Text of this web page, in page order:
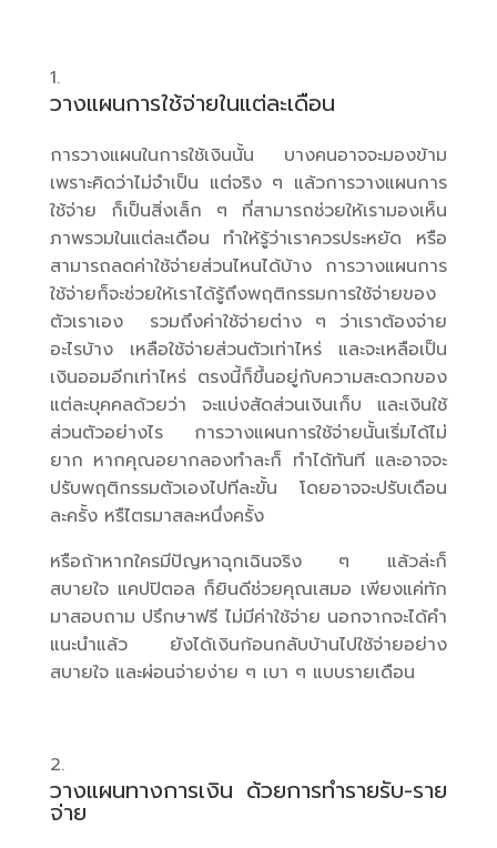
วางแผนการใช้จ่ายในแต่ละเดือน
การวางแผนในการใช้เงินนั้น บางคนอาจจะมองข้าม
เพราะคิดว่าไม่จำเป็น แต่จริง ๆ แล้วการวางแผนการ
ใช้จ่าย ก็เป็นสิ่งเล็ก ๆ ที่สามารถช่วยให้เรามองเห็น
ภาพรวมในแต่ละเดือน ทำให้รู้ว่าเราควรประหยัด หรือ
สามารถลดค่าใช้จ่ายส่วนไหนได้บ้าง การวางแผนการ
ใช้จ่ายก็จะช่วยให้เราได้รู้ถึงพฤติกรรมการใช้จ่ายของ
ตัวเราเอง รวมถึงค่าใช้จ่ายต่าง ๆ ว่าเราต้องจ่าย
อะไรบ้าง เหลือใช้จ่ายส่วนตัวเท่าไหร่ และจะเหลือเป็น
เงินออมอีกเท่าไหร่ ตรงนี้ก็ขึ้นอยู่กับความสะดวกของ
แต่ละบุคคลด้วยว่า จะแบ่งสัดส่วนเงินเก็บ และเงินใช้
ส่วนตัวอย่างไร การวางแผนการใช้จ่ายนั้นเริ่มได้ไม่
ยาก หากคุณอยากลองทำละก็ ทำได้ทันที และอาจจะ
ปรับพฤติกรรมตัวเองไปทีละขั้น โดยอาจจะปรับเดือน
ละครั้ง หรืไตรมาสละหนึ่งครั้ง
หรือถ้าหากใครมีปัญหาฉุกเฉินจริง ๆ แล้วล่ะก็
สบายใจ แคปปิตอล ก็ยินดีช่วยคุณเสมอ เพียงแค่ทัก
มาสอบถาม ปรึกษาฟรี ไม่มีค่าใช้จ่าย นอกจากจะได้คำ
แนะนำแล้ว ยังได้เงินก้อนกลับบ้านไปใช้จ่ายอย่าง
สบายใจ และผ่อนจ่ายง่าย ๆ เบา ๆ แบบรายเดือน
วางแผนทางการเงิน ด้วยการทำรายรับ-ราย
จ่าย